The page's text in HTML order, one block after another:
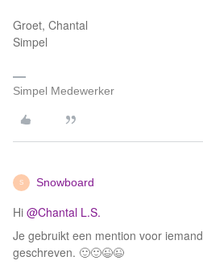
Groet, Chantal
Simpel
Simpel Medewerker
S Snowboard
Hi @Chantal L.S.
Je gebruikt een mention voor
geschreven. 🙂🙂😉😉